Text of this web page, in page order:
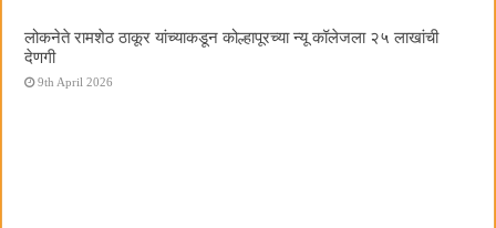
लोकनेते रामशेठ ठाकूर यांच्याकडून कोल्हापूरच्या न्यू कॉलेजला २५ लाखांची
देणगी
9th April 2026